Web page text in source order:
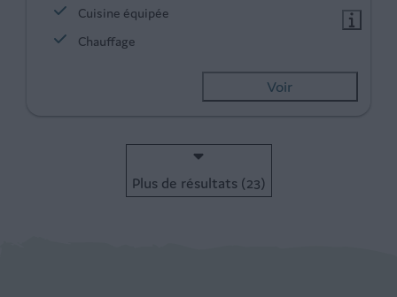
Cuisine équipée
Chauffage
Voir
Plus de résultats (23)